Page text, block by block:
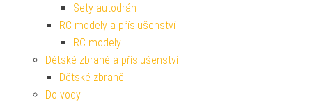
Sety autodráh
RC modely a příslušenství
RC modely
Dětské zbraně a příslušenství
Dětské zbraně
Do vody